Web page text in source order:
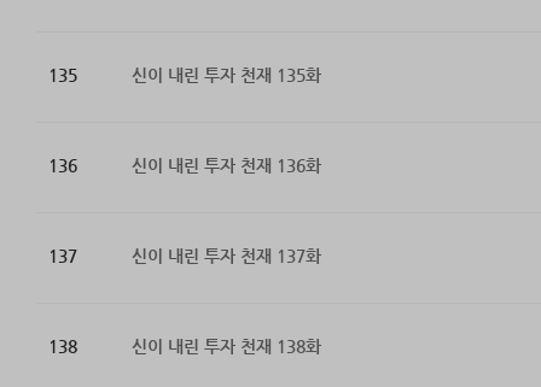
135 신이 내린 투자 천재 135화
136 신이 내린 투자 천재 136화
137 신이 내린 투자 천재 137화
138 신이 내린 투자 천재 138화